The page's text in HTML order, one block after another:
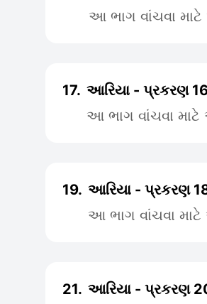
આ ભાગ વાંચવા માટે
17. આરિયા - પ્રકરણ
આ ભાગ વાંચવા માટે
19. આરિયા - પ્રકરણ
આ ભાગ વાંચવા માટે
21. આરિયા - પ્રકરણ